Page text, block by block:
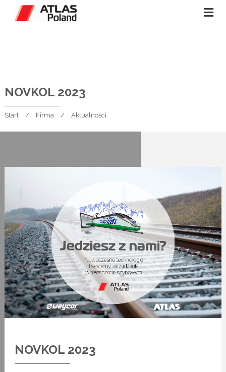
NOVKOL 2023
Start Firma Aktualności
NOVKOL 2023